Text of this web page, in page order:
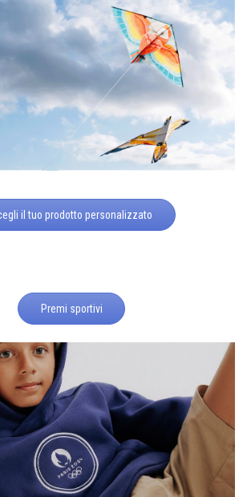
il tuo prodotto personalizzato
Premi sportivi